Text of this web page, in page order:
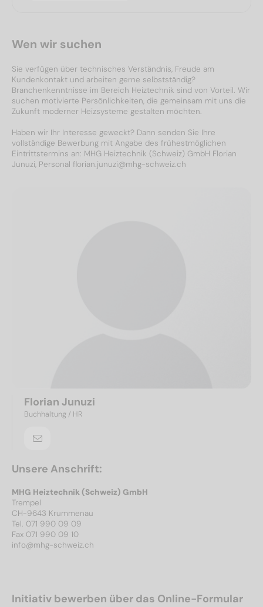
Wen wir suchen
Sie verfügen über technisches Verständnis, Freude am
Kundenkontakt und arbeiten gerne selbstständig?
Branchenkenntnisse im Bereich Heiztechnik sind von Vorteil. Wir
suchen motivierte Persönlichkeiten, die gemeinsam mit uns die
Zukunft moderner Heizsysteme gestalten möchten.
Haben wir Ihr Interesse geweckt? Dann senden Sie Ihre
vollständige Bewerbung mit Angabe des frühestmöglichen
Eintrittstermins an: MHG Heiztechnik (Schweiz) GmbH Florian
Junuzi, Personal florian.junuzi@mhg-schweiz.ch
Florian Junuzi
Buchhaltung / HR
Unsere Anschrift:
MHG Heiztechnik (Schweiz) GmbH
Trempel
CH-9643 Krummenau
Tel. 071 990 09 09
Fax 071 990 09 10
info@mhg-schweiz.ch
Initiativ bewerben über das Online-Formular